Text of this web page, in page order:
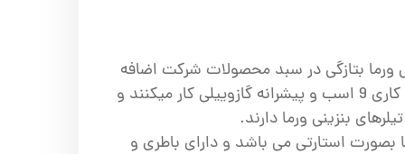
ورما بتازگی در سبد محصولات شرکت اضافه
شده اند. این تیلرها با توان کاری 9 اسب و پیشرانه گازوییلی کار میکنند و
بنزینی ورما دارند.
بصورت استارتی می باشد و دارای باطری و